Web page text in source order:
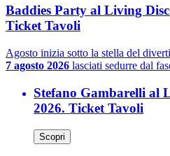
Baddies Party al Living
Ticket Tavoli
Agosto inizia sotto la stella del
7 agosto 2026 lasciati sedurre dal
Stefano Gambarelli al
2026. Ticket Tavoli
Scopri